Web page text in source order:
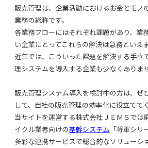
販売管理は、企業活動におけるお金とモノ
業務の総称です。
各業務フローにはそれぞれ課題があり、業
い企業にとってこれらの解決は急務といえま
近年では、こういった課題を解決する手立
理システムを導入する企業も少なくありま
販売管理システム導入を検討中の方は、ぜ
して、自社の販売管理の効率化に役立てて
当サイトを運営する株式会社ＪＥＭＳでは
イクル業者向けの基幹システム 「将軍シリ
多彩な連携サービスで総合的なソリューシ